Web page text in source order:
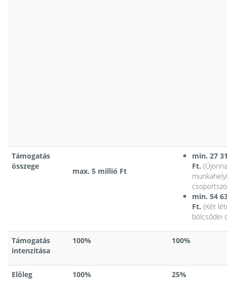
Támogatás
összege
max. 5 millió Ft
min. 27
Ft.
min. 54
Ft. (Két
bölcsődei
Támogatás
intenzitása
100% 100%
Előleg 100% 25%